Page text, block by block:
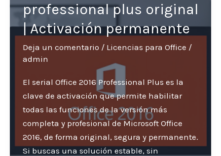
|
Guía
segura
y
permanente
professional plus original
| Activación permanente
Deja un comentario / Licencias para Office /
admin
El serial Office 2016 Professional Plus es la
clave de activación que permite habilitar
todas las funciones de la versión más
completa y profesional de Microsoft Office
2016, de forma original, segura y permanente.
Si buscas una solución estable, sin